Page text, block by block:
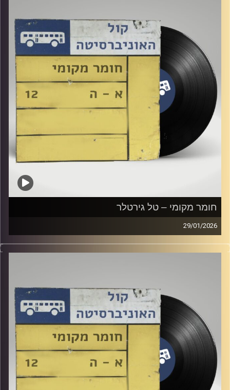
חומר מקומי – טל גירטלר
29/01/2026
שעה של מוזיקה ישראלית עם טל גירטלר